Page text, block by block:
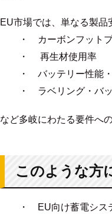
EU市場では、単なる製品
・ カーボンフットプ
・ 再生材使用率
・ バッテリー性能・
・ ラベリング・バッ
など多岐にわたる要件へ
このような方
・ EU向け蓄電システ